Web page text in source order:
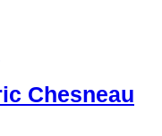
Chesneau